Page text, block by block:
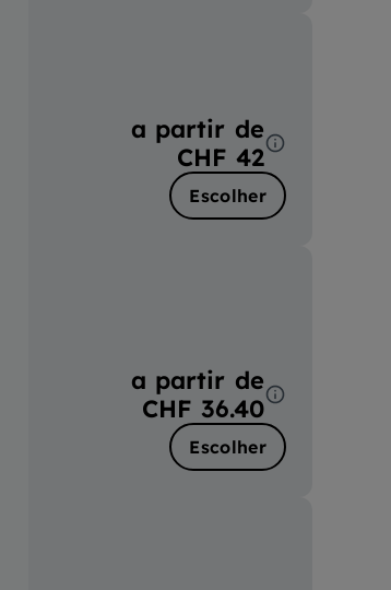
a partir de
CHF 42
Escolher
a partir de
CHF 36.40
Escolher